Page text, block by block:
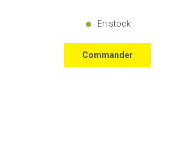
En stock